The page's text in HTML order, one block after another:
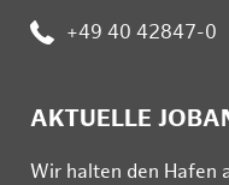
: +49 40 42847-0
AKTUELLE
Wir hal­ten den Ha­fen